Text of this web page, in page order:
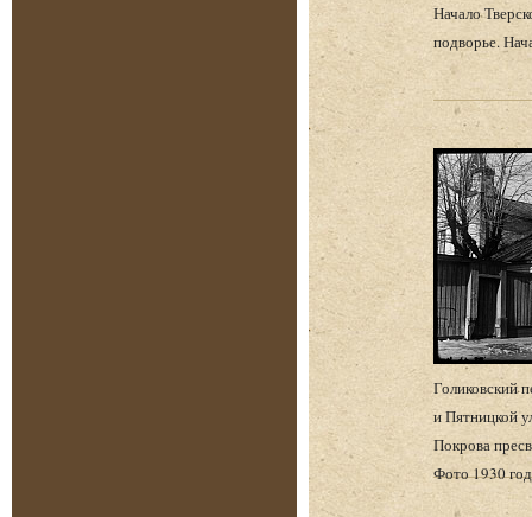
Начало
подворье.
Голиковский
и Пятницкой
Покрова
Фото 1930